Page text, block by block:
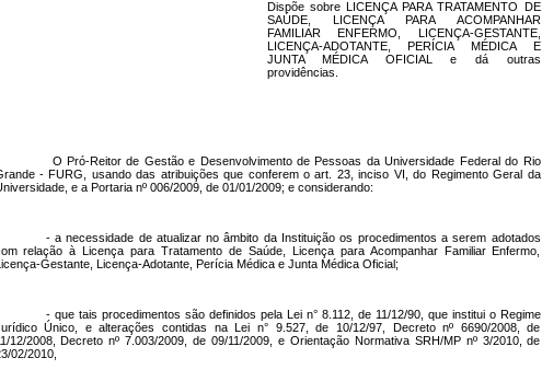
Dispõe sobre LICENÇA PARA TRATAMENTO DE
SAÚDE, LICENÇA PARA ACOMPANHAR
FAMILIAR ENFERMO, LICENÇA-GESTANTE,
LICENÇA-ADOTANTE, PERÍCIA MÉDICA E
JUNTA MÉDICA OFICIAL e dá outras
providências.
O Pró-Reitor de Gestão e Desenvolvimento de Pessoas da Universidade Federal do Rio
- FURG, usando das atribuições que conferem o art. 23, inciso VI, do Regimento Geral da
e a Portaria nº 006/2009, de 01/01/2009; e considerando:
- a necessidade de atualizar no âmbito da Instituição os procedimentos a serem adotados
relação à Licença para Tratamento de Saúde, Licença para Acompanhar Familiar Enfermo,
Gestante, Licença-Adotante, Perícia Médica e Junta Médica Oficial;
- que tais procedimentos são definidos pela Lei n° 8.112, de 11/12/90, que institui o Regime
Único, e alterações contidas na Lei n° 9.527, de 10/12/97, Decreto nº 6690/2008, de
12/2008, Decreto nº 7.003/2009, de 09/11/2009, e Orientação Normativa SRH/MP nº 3/2010, de
02/2010,